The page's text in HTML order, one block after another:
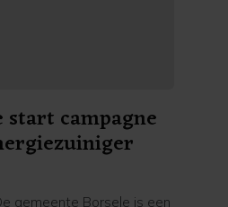
start campagne
gemeente Borsele is een